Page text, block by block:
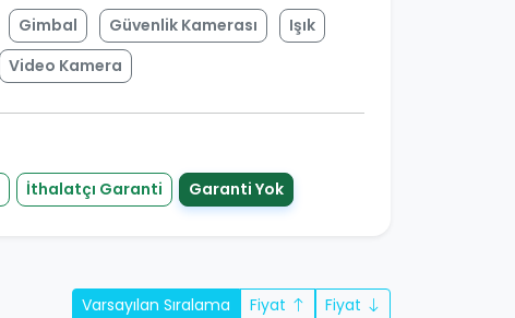
Gimbal Güvenlik Kamerası
Işık
Video Kamera
İthalatçı Garanti Garanti Yok
Varsayılan Sıralama Fiyat Fiyat